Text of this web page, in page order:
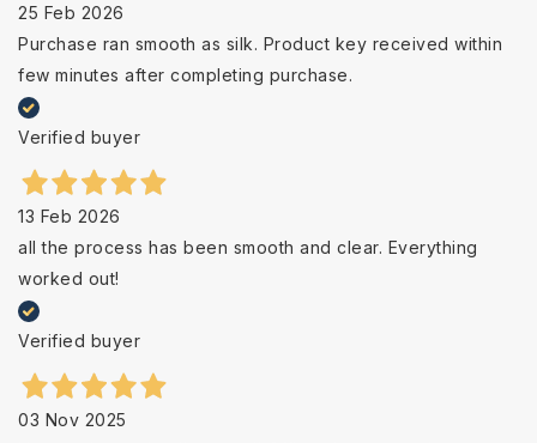
25 Feb 2026
Purchase ran smooth as silk. Product key received within
few minutes after completing purchase.
Verified buyer
13 Feb 2026
all the process has been smooth and clear. Everything
worked out!
Verified buyer
03 Nov 2025